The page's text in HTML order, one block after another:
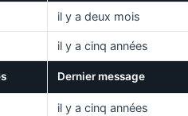
il y a deux mois
il y a cinq années
Dernier message
il y a cinq années